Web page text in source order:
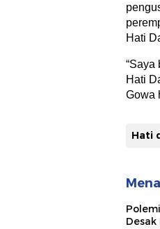
Hati
“Saya
Hati
Gowa
Hati
Desak